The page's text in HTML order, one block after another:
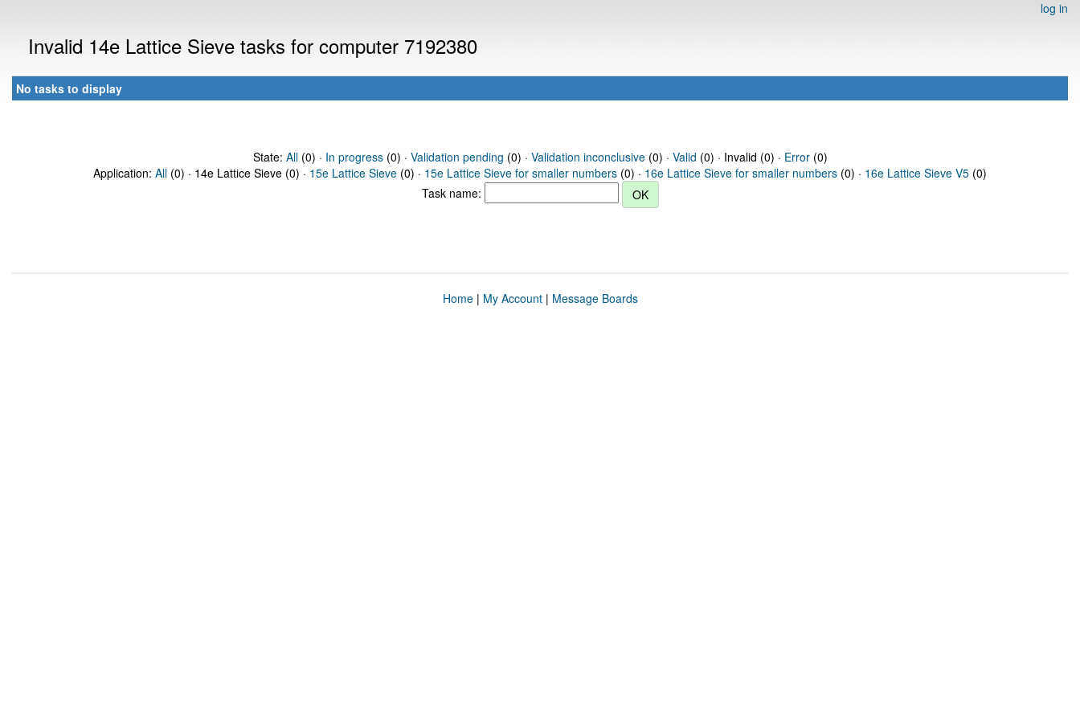
log in
Invalid 14e Lattice Sieve tasks for computer 7192380
No tasks to display
State: All(0) · In progress(0) · Validation pending (0) · Validation inconclusive(0) · Valid (0) · Invalid (0) · Error(0)
Application: All (0) · 14e Lattice Sieve (0) · 15e Lattice Sieve (0) · 15e Lattice Sieve for smaller numbers (0) · 16e Lattice Sieve for smaller numbers (0) · 16e Lattice Sieve V5 (0)
Task name:
Home| My Account| Message Boards